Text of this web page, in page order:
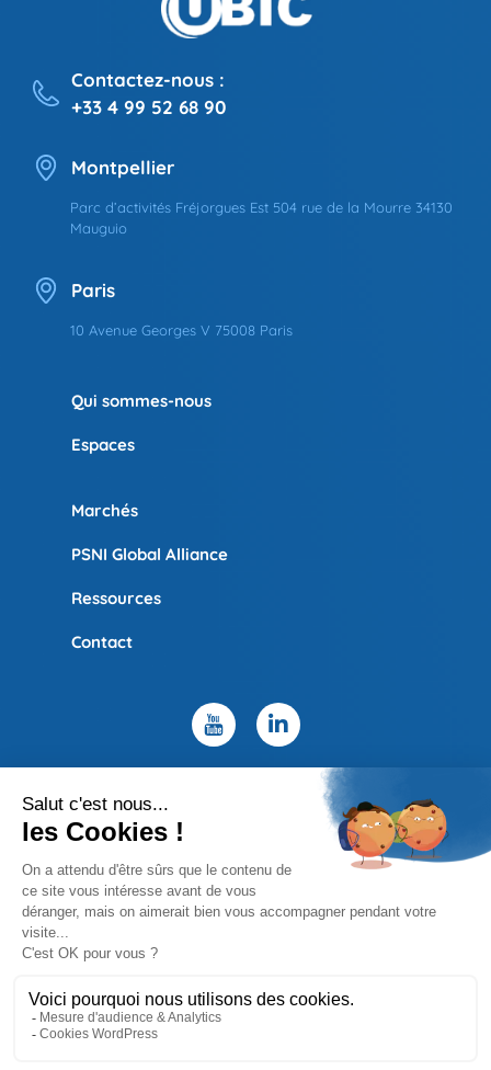
Contactez-nous :
+33 4 99 52 68 90
Montpellier
Parc d’activités Fréjorgues Est 504 rue de la Mourre 34130
Mauguio
Paris
10 Avenue Georges V 75008 Paris
Qui sommes-nous
Espaces
Marchés
PSNI Global Alliance
Ressources
Contact
Politique de confidentialité Mentions légales
Site map
Copyright © 2026 UBIC – Design by